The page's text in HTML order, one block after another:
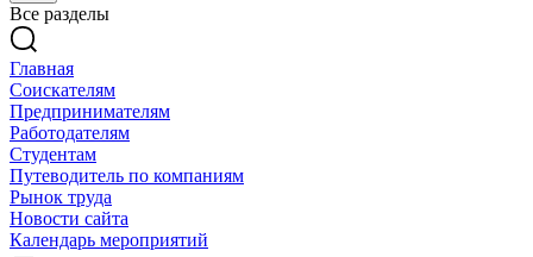
Все разделы
Главная
Соискателям
Предпринимателям
Работодателям
Студентам
Путеводитель по компаниям
Рынок труда
Новости сайта
Календарь мероприятий